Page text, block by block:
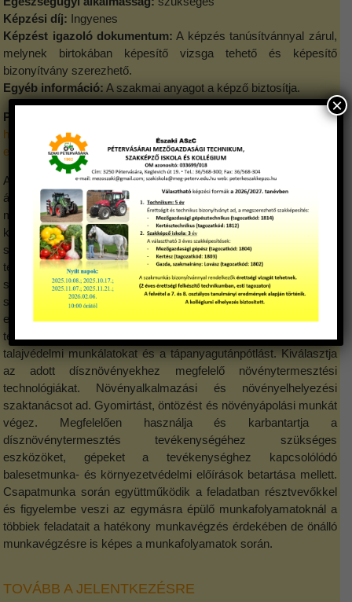
Képzési díj: Ingyenes
Képzést igazoló dokumentum: A képzés tanúsítvánnyal zárul,
melynek birtokában képesítő vizsga tehető és képesítő
bizonyítvány szerezhető.
Egyéb információ: A szakmai anyagot a képző biztosítja.
Programkövetelmény
https://api.ikk.hu/storage/uploads/files/08125001_disznovenykert
esz_pkpdf-1610106415758.pdf
A dísznövénykertész szakember a mezőgazdaság és erdészet
ágazatán belül faj és fajtaismerettel rendelkezik, önállóan
megtervezi, illetve megszervezi a dísznövények (egynyári-,
kétnyári-, évelő dísznövények, az örökzöld és lombhullató fás
szárú dísznövények, valamint növényházi dísznövények)
termesztési és értékesítési folyamatait. Tudatos szakemberként
számításokat végez, számításai során ismeri a szakmai
szoftverek használatát. A dísznövények szaporítási feladatait
ellátja, előkészíti a szaporítóanyagot, elvégzi a növények
telepítését, illetve az ahhoz szükséges talajelőkészítési és
talajvédelmi munkálatokat és a tápanyagutánpótlást. Kiválasztja
az adott dísznövényekhez megfelelő növénytermesztési
technológiákat. Növényalkalmazási és növényelhelyezési
szaktanácsot ad. Gyomirtást, öntözést és növényápolási munkát
végez. Megfelelően használja és karbantartja a
dísznövénytermesztés tevékenységéhez szükséges
eszközöket, gépeket a tevékenységhez kapcsolólódó
balesetmunka- és környezetvédelmi előírások betartása mellett.
Csapatmunka során együttműködik a feladatban résztvevőkkel
és figyelembe veszi az egymásra épülő munkafolyamatoknál a
többiek feladatait a hatékony munkavégzés érdekében de önálló
munkavégzésre is képes a munkafolyamatok során.
TOVÁBB A JELENTKEZÉSRE
×